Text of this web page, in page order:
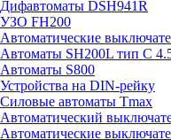
Дифавтоматы DSH941R
УЗО FH200
Автоматические
Автоматы SH200L тип С
Автоматы S800
Устройства на DIN-рейку
Силовые автоматы Tmax
Автоматический
Автоматические